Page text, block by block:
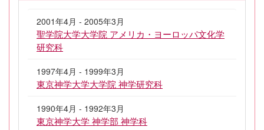
2001年4月 - 2005年3月
聖学院大学大学院 アメリカ・ヨーロッパ文化学
研究科
1997年4月 - 1999年3月
東京神学大学大学院 神学研究科
1990年4月 - 1992年3月
東京神学大学 神学部 神学科